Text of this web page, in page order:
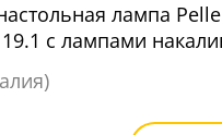
лампа
с лампами